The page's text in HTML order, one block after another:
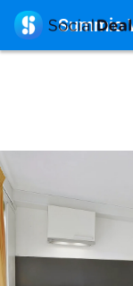
 Summio